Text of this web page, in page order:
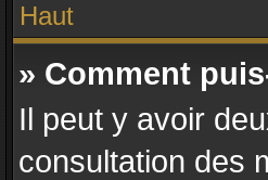
Haut
» Comment
Il peut y avoir
consultation des